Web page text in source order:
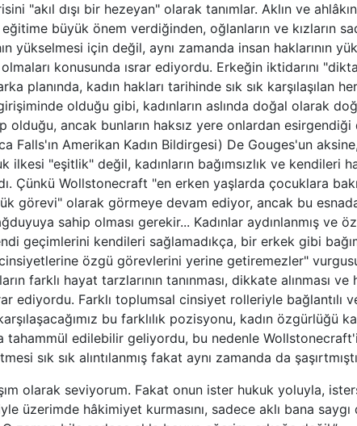
"akıl dışı bir hezeyan" olarak tanımlar. Aklın ve
büyük önem verdiğinden, oğlanların ve kızların
yükselmesi için değil, aynı zamanda insan haklarının
konusunda ısrar ediyordu. Erkeğin iktidarını
planında, kadın hakları tarihinde sık sık karşılaşılan
olduğu gibi, kadınların aslında doğal olarak
olduğu, ancak bunların haksız yere onlardan
Falls'ın Amerikan Kadın Bildirgesi) De Gouges'un
ilkesi "eşitlik" değil, kadınların bağımsızlık ve kendileri
Çünkü Wollstonecraft "en erken yaşlarda çocuklara
görevi" olarak görmeye devam ediyor, ancak bu
sahip olması gerekir... Kadınlar aydınlanmış ve
geçimlerini kendileri sağlamadıkça, bir erkek gibi
özgü görevlerini yerine getiremezler"
farklı hayat tarzlarının tanınması, dikkate alınması ve
ediyordu. Farklı toplumsal cinsiyet rolleriyle bağlantılı
bu farklılık pozisyonu, kadın özgürlüğü
tahammül edilebilir geliyordu, bu nedenle
sık sık alıntılanmış fakat aynı zamanda da
olarak seviyorum. Fakat onun ister hukuk yoluyla,
üzerimde hâkimiyet kurmasını, sadece aklı bana saygı